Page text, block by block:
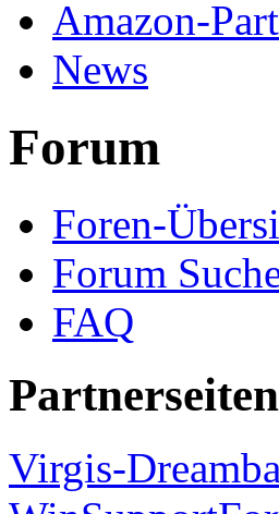
Amazon-
News
Forum
Foren-
Forum
FAQ
Partnerseiten
Virgis-